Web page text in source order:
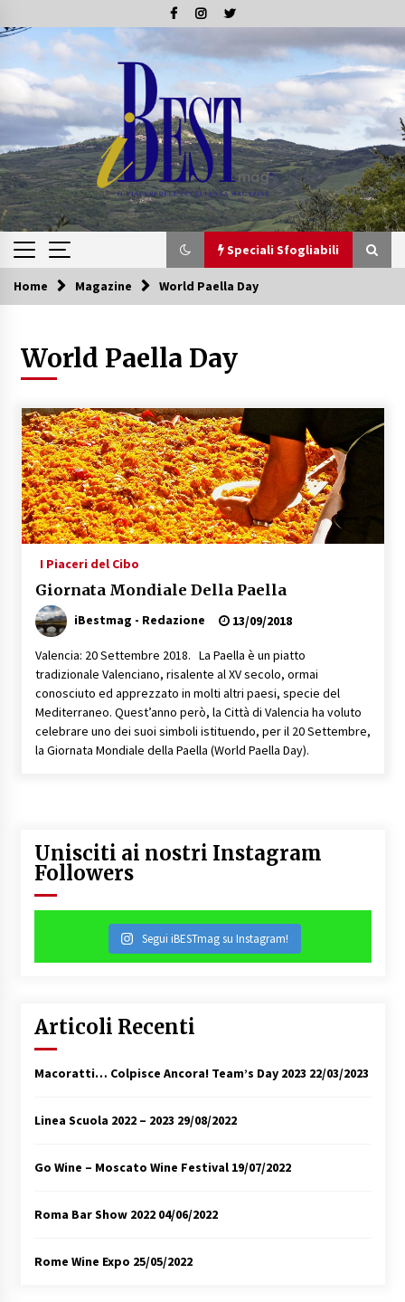
to
content
Speciali Sfogliabili
Speciali Sfogliabili
Speciale – Tesori di Toscana
16/07/2019
Speciale – Cinque Risi Italiani Top
04/03/2019
Speciale Vini Rosè Italiani
31/07/2018
Home Magazine World Paella Day
World Paella Day
I Piaceri del Cibo
Giornata Mondiale Della Paella
iBestmag - Redazione 13/09/2018
Valencia: 20 Settembre 2018. La Paella è un piatto
tradizionale Valenciano, risalente al XV secolo, ormai
conosciuto ed apprezzato in molti altri paesi, specie del
Mediterraneo. Quest’anno però, la Città di Valencia ha voluto
celebrare uno dei suoi simboli istituendo, per il 20 Settembre,
la Giornata Mondiale della Paella (World Paella Day).
Unisciti ai nostri Instagram
Followers
Segui iBESTmag su Instagram!
Articoli Recenti
Macoratti… Colpisce Ancora! Team’s Day 2023 22/03/2023
Linea Scuola 2022 – 2023 29/08/2022
Go Wine – Moscato Wine Festival 19/07/2022
Roma Bar Show 2022 04/06/2022
Rome Wine Expo 25/05/2022